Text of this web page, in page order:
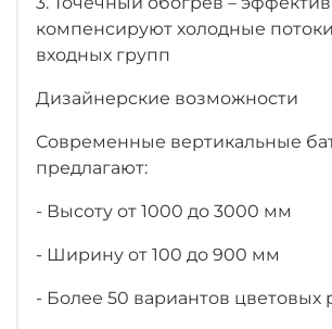
компенсируют холодные
входных групп
Дизайнерские возможности
Современные вертикальные
предлагают:
- Высоту от 1000 до 3000 мм
- Ширину от 100 до 900 мм
- Более 50 вариантов